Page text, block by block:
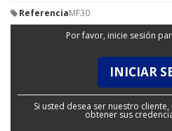
ReferenciaMF30
Por favor, inicie sesión
INICIAR
Si usted desea ser nuestro
obtener sus